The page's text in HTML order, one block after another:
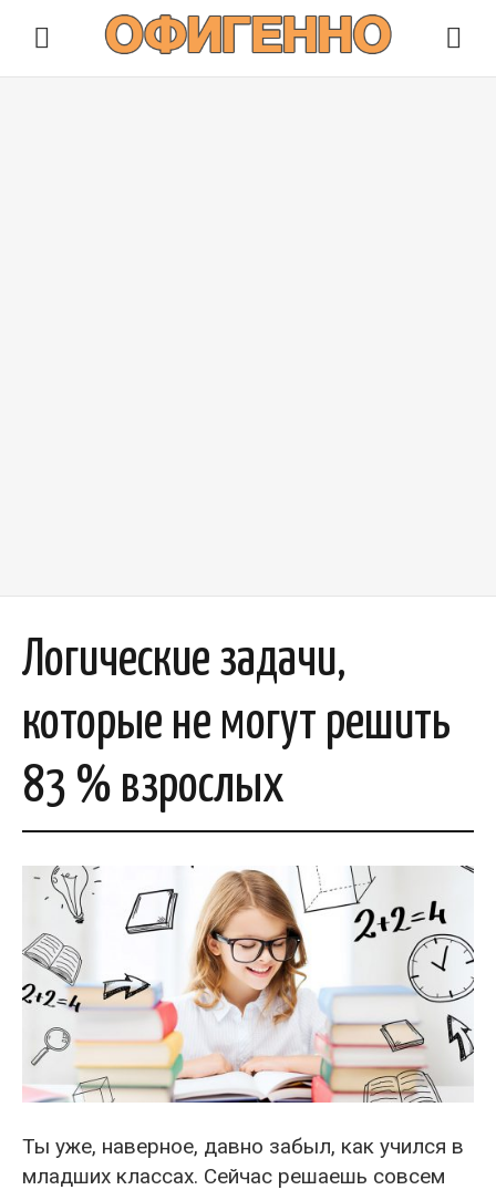
Логические задачи,
которые не могут решить
83 % взрослых
Ты уже, наверное, давно забыл, как учился в
младших классах. Сейчас решаешь совсем